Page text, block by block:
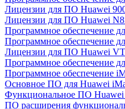
Лицензии для ПО Huawei
Лицензии для ПО Huawei
Программное обеспечение
Программное обеспечение
Лицензии для ПО Huawei
Программное обеспечение
Программное обеспечение
Основное ПО для Huawei
Функциональное ПО Huawei
ПО расширения